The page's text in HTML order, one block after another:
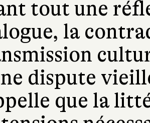
tout une
la
dispute
que la